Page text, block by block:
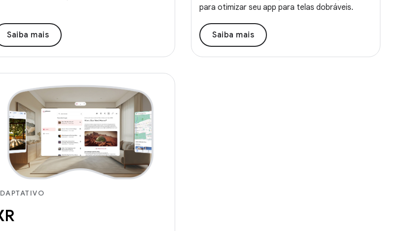
Saiba mais
para otimizar seu app para telas dobráveis.
Saiba mais